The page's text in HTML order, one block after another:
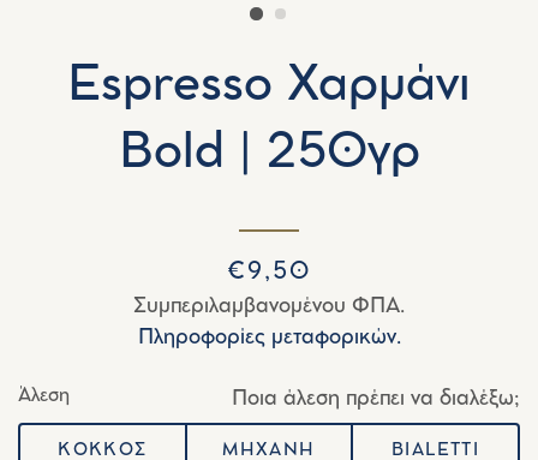
Espresso Χαρμάνι
Bold | 250γρ
Κανονική
τιμή
Τιμή
έκπτωσης
€9,50
Συμπεριλαμβανομένου ΦΠΑ.
Πληροφορίες μεταφορικών.
Άλεση Ποια άλεση πρέπει να διαλέξω;
ΚΟΚΚΟΣ ΜΗΧΑΝΗ BIALETTI